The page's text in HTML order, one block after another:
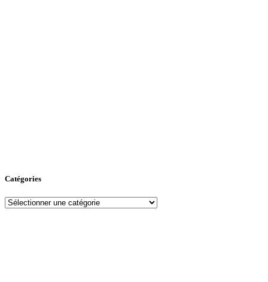
Catégories
Catégories